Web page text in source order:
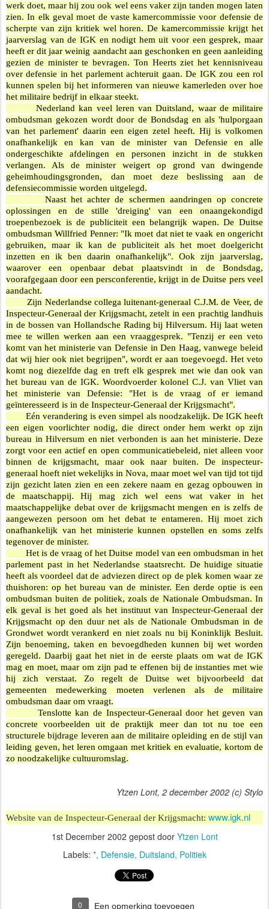
werk doet, maar hij zou ook wel eens vaker zijn tanden mogen laten
zien. In elk geval moet de vaste kamercommissie voor defensie de
scherpte van zijn kritiek wel horen. De kamercommissie krijgt het
jaarverslag van de IGK en nodigt hem uit voor een gesprek, maar
heeft er dit jaar weinig aandacht aan geschonken en geen aanleiding
gezien de minister te bevragen. Ton Heerts ziet het kennisniveau
over defensie in het parlement achteruit gaan. De IGK zou een rol
kunnen spelen bij het informeren van nieuwe kamerleden over hoe
het militaire bedrijf in elkaar steekt.
Nederland kan veel leren van Duitsland, waar de militaire
ombudsman gekozen wordt door de Bondsdag en als 'hulporgaan
van het parlement' daarin een eigen zetel heeft. Hij is volkomen
onafhankelijk en kan van de minister van Defensie en alle
ondergeschikte afdelingen en personen inzicht in de stukken
verlangen. Als de minister weigert op grond van dwingende
geheimhoudingsgronden, dan moet deze beslissing aan de
defensiecommissie worden uitgelegd.
Naast het achter de schermen aandringen op concrete
oplossingen en de stille 'dreiging' van een onaangekondigd
troepenbezoek is de publiciteit een belangrijk wapen. De Duitse
ombudsman Willfried Penner: "Ik moet dat niet te vaak en ongericht
gebruiken, maar ik kan de publiciteit als het moet doelgericht
inzetten en ik ben daarin onafhankelijk". Ook zijn jaarverslag,
waarover een openbaar debat plaatsvindt in de Bondsdag,
voorafgegaan door een persconferentie, krijgt in de Duitse pers veel
aandacht.
Zijn Nederlandse collega luitenant-generaal C.J.M. de Veer, de
Inspecteur-Generaal der Krijgsmacht, zetelt in een prachtig landhuis
in de bossen van Hollandsche Rading bij Hilversum. Hij laat weten
mee te willen werken aan een vraaggesprek. "Tenzij er een veto
komt van het ministerie van Defensie in Den Haag, vanwege beleid
dat wij hier ook niet begrijpen", wordt er aan toegevoegd. Het veto
komt nog diezelfde dag en treft elk gesprek met wie dan ook van
het bureau van de IGK. Woordvoerder kolonel C.J. van Vliet van
het ministerie van Defensie: "Het is de vraag of er iemand
geïnteresseerd is in de Inspecteur-Generaal der Krijgsmacht".
Eén verandering is even simpel als noodzakelijk. De IGK heeft
een eigen voorlichter nodig, die direct onder hem werkt op zijn
bureau in Hilversum en niet verbonden is aan het ministerie. Deze
zorgt voor een actief en open communicatiebeleid, niet alleen voor
binnen de krijgsmacht, maar ook naar buiten. De inspecteur-
generaal hoeft niet wekelijks in Nova, maar moet wel van tijd tot tijd
zijn gezicht laten zien en een zekere naam en gezag opbouwen in
de maatschappij. Hij mag zich wel eens wat vaker in het
maatschappelijke debat over de krijgsmacht mengen en is zelfs de
aangewezen persoon om het debat te entameren. Hij moet zich
onafhankelijk van het ministerie kunnen opstellen en soms zelfs
tegenover de minister.
Het is de vraag of het Duitse model van een ombudsman in het
parlement past in het Nederlandse staatsrecht. De huidige situatie
heeft als voordeel dat de adviezen direct op de plek komen waar ze
thuishoren: op het bureau van de minister. Een derde optie is een
ombudsman buiten de politiek, zoals de Nationale Ombudsman. In
elk geval is het goed als het instituut van Inspecteur-Generaal der
Krijgsmacht op den duur net als de Nationale Ombudsman in de
Grondwet wordt verankerd en niet zoals nu bij Koninklijk Besluit.
Zijn benoeming, taken en bevoegdheden kunnen bij wet worden
geregeld. Daarbij gaat het niet in de eerste plaats om wat de IGK
mag en moet, maar om zijn pad te effenen bij de instanties met wie
hij zich verstaat. Zo regelt de Duitse wet bijvoorbeeld dat
gemeenten medewerking moeten verlenen als de militaire
ombudsman daar om vraagt.
Tenslotte kan de Inspecteur-Generaal door het geven van
concrete voorbeelden uit de praktijk meer dan tot nu toe een
structurele bijdrage leveren aan de militaire opleiding en de stijl van
leiding geven, het leren omgaan met kritiek en evaluatie, kortom de
zo noodzakelijke cultuuromslag.
Ytzen Lont, 2 december 2002 (c) Stylo
Website van de Inspecteur-Generaal der Krijgsmacht: www.igk.nl
1st December 2002 gepost door Ytzen Lont
Labels: * Defensie Duitsland Politiek
0 Een opmerking toevoegen